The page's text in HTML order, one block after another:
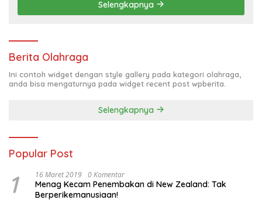
Selengkapnya
Berita Olahraga
Ini contoh widget dengan style gallery pada kategori olahraga,
anda bisa mengaturnya pada widget recent post wpberita.
Selengkapnya
Popular Post
1 16 Maret 2019 0 Komentar
Menag Kecam Penembakan di New Zealand: Tak
Berperikemanusiaan!